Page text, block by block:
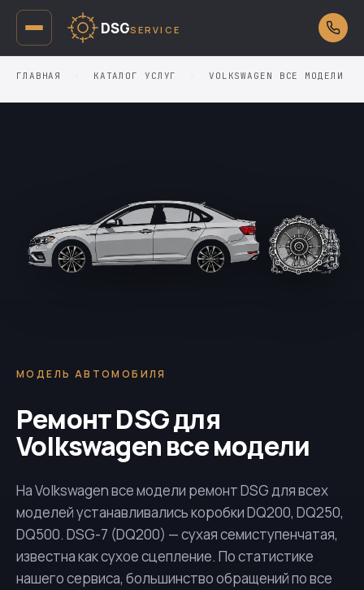
DSGSERVICE
ГЛАВНАЯ КАТАЛОГ УСЛУГ VOLKSWAGEN ВСЕ МОДЕЛИ
МОДЕЛЬ АВТОМОБИЛЯ
Ремонт DSG для
Volkswagen все модели
На Volkswagen все модели ремонт DSG для всех
моделей устанавливались коробкиDQ200, DQ250,
DQ500. DSG-7 (DQ200) — сухая семиступенчатая,
известна как сухое сцепление. По статистике
нашего сервиса, большинство обращений по все